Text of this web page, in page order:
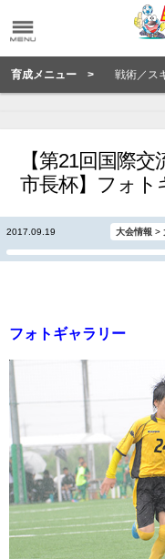
育成メニュー > 戦術／ス
【第21回国際
市長杯】フォト
2017.09.19 大会情報 >
フォトギャラリー